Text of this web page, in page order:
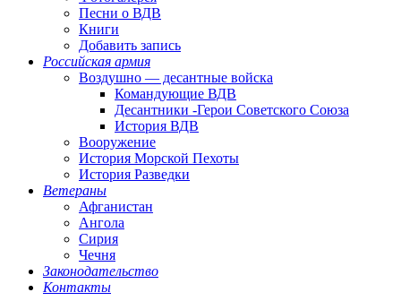
Песни о ВДВ
Книги
Добавить запись
Российская армия
Воздушно — десантные войска
Командующие ВДВ
Десантники -Герои Советского Союза
История ВДВ
Вооружение
История Морской Пехоты
История Разведки
Ветераны
Афганистан
Ангола
Сирия
Чечня
Законодательство
Контакты